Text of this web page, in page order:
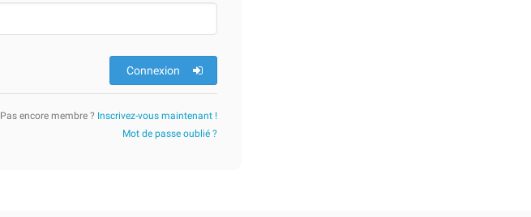
Connexion
Pas encore membre ? Inscrivez-vous maintenant !
Mot de passe oublié ?